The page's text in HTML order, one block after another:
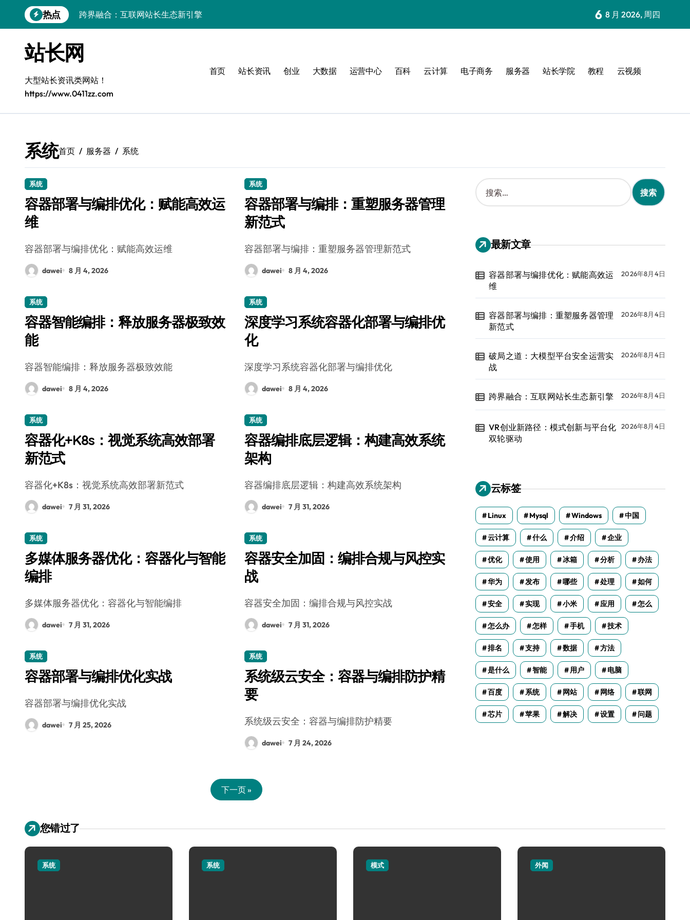
到
热点
跨界融合：互联网站长生态新引擎
容器智能编排：释放服务器极致效能
模式革新驱动：平台生态创业实战指南
跨界融合，驱动技术创新新生态
Android开发视角下的平台创业与运营实战
容器部署与编排优化：赋能高效运维
6 8 月 2026, 周四
站长网
大型站长资讯类网站！
https://www.0411zz.com
首页 站长资讯 创业 大数据 运营中心 百科 云计算 电子商务 服务器 站长学院 教程 云视频
系统首页 服务器 系统
系统
容器部署与编排优化：赋能高效运
维
容器部署与编排优化：赋能高效运维
dawei 8 月 4, 2026
系统
容器部署与编排：重塑服务器管理
新范式
容器部署与编排：重塑服务器管理新范式
dawei 8 月 4, 2026
系统
容器智能编排：释放服务器极致效
能
容器智能编排：释放服务器极致效能
dawei 8 月 4, 2026
系统
深度学习系统容器化部署与编排优
化
深度学习系统容器化部署与编排优化
dawei 8 月 4, 2026
系统
容器化+K8s：视觉系统高效部署
新范式
容器化+K8s：视觉系统高效部署新范式
dawei 7 月 31, 2026
系统
容器编排底层逻辑：构建高效系统
架构
容器编排底层逻辑：构建高效系统架构
dawei 7 月 31, 2026
系统
多媒体服务器优化：容器化与智能
编排
多媒体服务器优化：容器化与智能编排
dawei 7 月 31, 2026
系统
容器安全加固：编排合规与风控实
战
容器安全加固：编排合规与风控实战
dawei 7 月 31, 2026
系统
容器部署与编排优化实战
容器部署与编排优化实战
dawei 7 月 25, 2026
系统
系统级云安全：容器与编排防护精
要
系统级云安全：容器与编排防护精要
dawei 7 月 24, 2026
下一页 »
搜
索
：
最新文章
容器部署与编排优化：赋能高效运
维
2026年8月4日
容器部署与编排：重塑服务器管理
新范式
2026年8月4日
破局之道：大模型平台安全运营实
战
2026年8月4日
跨界融合：互联网站长生态新引擎 2026年8月4日
VR创业新路径：模式创新与平台化
双轮驱动
2026年8月4日
云标签
Linux Mysql Windows 中国
云计算 什么 介绍 企业
优化 使用 冰箱 分析 办法
华为 发布 哪些 处理 如何
安全 实现 小米 应用 怎么
怎么办 怎样 手机 技术
排名 支持 数据 方法
是什么 智能 用户 电脑
百度 系统 网站 网络 联网
芯片 苹果 解决 设置 问题
您错过了
系统 系统 模式 外闻